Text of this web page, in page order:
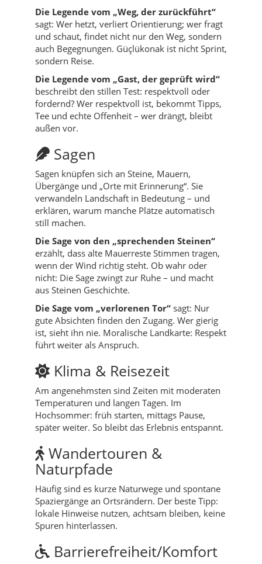
Die Legende vom „Weg, der zurückführt“
sagt: Wer hetzt, verliert Orientierung; wer fragt
und schaut, findet nicht nur den Weg, sondern
auch Begegnungen. Güçlükonak ist nicht Sprint,
sondern Reise.
Die Legende vom „Gast, der geprüft wird“
beschreibt den stillen Test: respektvoll oder
fordernd? Wer respektvoll ist, bekommt Tipps,
Tee und echte Offenheit – wer drängt, bleibt
außen vor.
Sagen
Sagen knüpfen sich an Steine, Mauern,
Übergänge und „Orte mit Erinnerung“. Sie
verwandeln Landschaft in Bedeutung – und
erklären, warum manche Plätze automatisch
still machen.
Die Sage von den „sprechenden Steinen“
erzählt, dass alte Mauerreste Stimmen tragen,
wenn der Wind richtig steht. Ob wahr oder
nicht: Die Sage zwingt zur Ruhe – und macht
aus Steinen Geschichte.
Die Sage vom „verlorenen Tor“ sagt: Nur
gute Absichten finden den Zugang. Wer gierig
ist, sieht ihn nie. Moralische Landkarte: Respekt
führt weiter als Anspruch.
Klima & Reisezeit
Am angenehmsten sind Zeiten mit moderaten
Temperaturen und langen Tagen. Im
Hochsommer: früh starten, mittags Pause,
später weiter. So bleibt das Erlebnis entspannt.
Wandertouren &
Naturpfade
Häufig sind es kurze Naturwege und spontane
Spaziergänge an Ortsrändern. Der beste Tipp:
lokale Hinweise nutzen, achtsam bleiben, keine
Spuren hinterlassen.
Barrierefreiheit/Komfort